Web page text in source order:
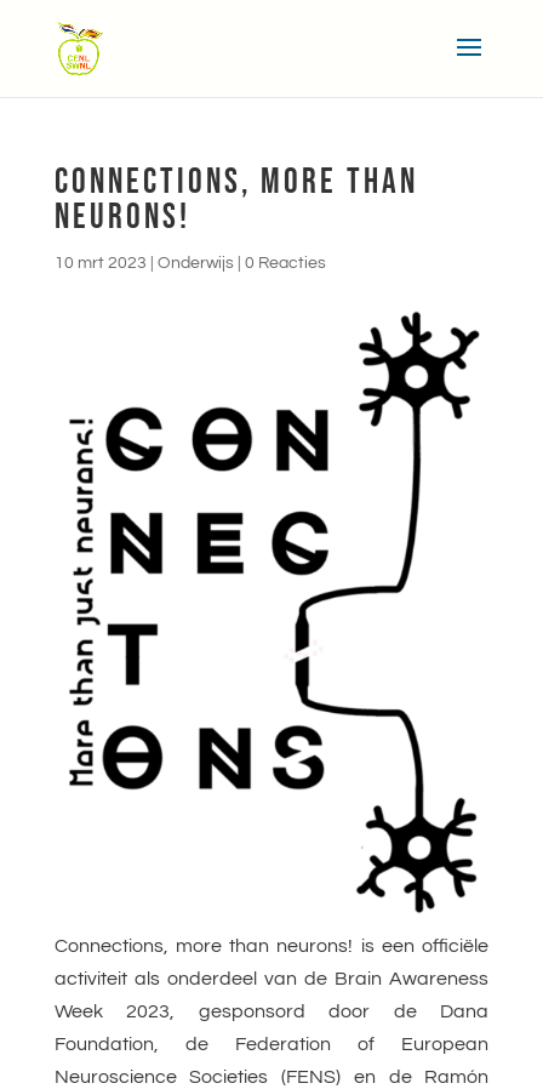
CONNECTIONS, MORE THAN
NEURONS!
10 mrt 2023 Onderwijs| 0 Reacties
Connections, more than neurons! is een officiële
activiteit als onderdeel van de Brain Awareness
Week 2023, gesponsord door de Dana
Foundation, de Federation of European
Neuroscience Societies (FENS) en de Ramón